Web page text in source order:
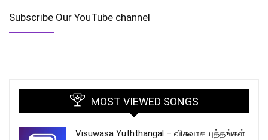
Subscribe Our YouTube channel
MOST VIEWED SONGS
Visuwasa Yuththangal – விசுவாச யுத்தங்கள்